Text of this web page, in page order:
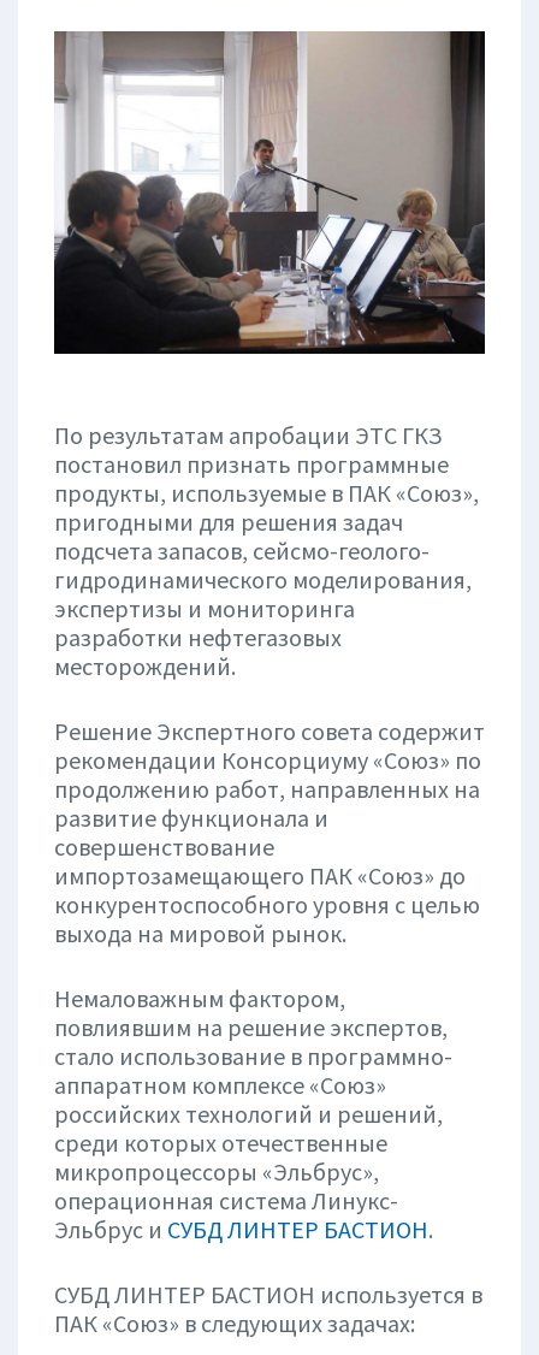
По результатам апробации ЭТС ГКЗ
постановил признать программные
продукты, используемые в ПАК «Союз»,
пригодными для решения задач
подсчета запасов, сейсмо-геолого-
гидродинамического моделирования,
экспертизы и мониторинга
разработки нефтегазовых
месторождений.
Решение Экспертного совета содержит
рекомендации Консорциуму «Союз» по
продолжению работ, направленных на
развитие функционала и
совершенствование
импортозамещающего ПАК «Союз» до
конкурентоспособного уровня с целью
выхода на мировой рынок.
Немаловажным фактором,
повлиявшим на решение экспертов,
стало использование в программно-
аппаратном комплексе «Союз»
российских технологий и решений,
среди которых отечественные
микропроцессоры «Эльбрус»,
операционная система Линукс-
Эльбрус и СУБД ЛИНТЕР БАСТИОН.
СУБД ЛИНТЕР БАСТИОН используется в
ПАК «Союз» в следующих задачах: